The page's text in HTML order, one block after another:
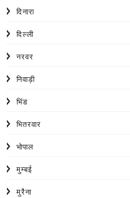
दिनारा
दिल्ली
नरवर
निवाड़ी
भिंड
भितरवार
भोपाल
मुम्बई
मुरैना